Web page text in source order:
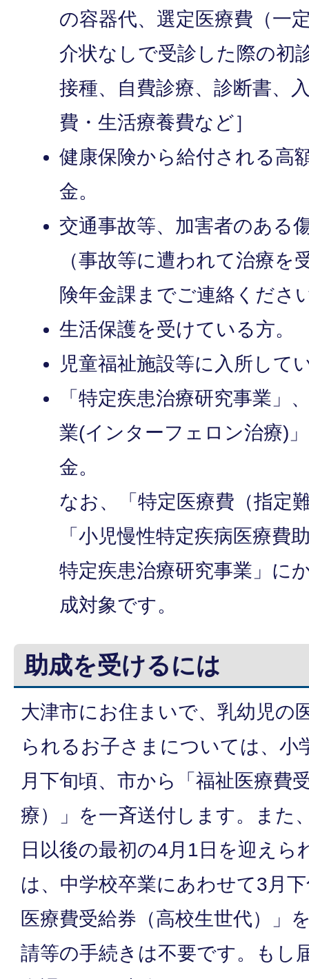
の容器代、選定医療費（一
介状なしで受診した際の初
接種、自費診療、診断書、
費・生活療養費など］
健康保険から給付される高
金。
交通事故等、加害者のある
（事故等に遭われて治療を
険年金課までご連絡くださ
生活保護を受けている方。
児童福祉施設等に入所して
「特定疾患治療研究事業」
業(インターフェロン治療)
金。
なお、「特定医療費（指定
「小児慢性特定疾病医療費
特定疾患治療研究事業」に
成対象です。
助成を受けるには
大津市にお住まいで、乳幼児の
られるお子さまについては、小
月下旬頃、市から「福祉医療費
療）」を一斉送付します。また
日以後の最初の4月1日を迎え
は、中学校卒業にあわせて3月
医療費受給券（高校生世代）」
請等の手続きは不要です。もし